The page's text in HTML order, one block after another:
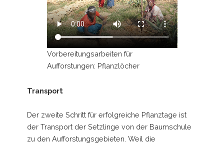
Vorbereitungsarbeiten für
Aufforstungen: Pflanzlöcher
Transport
Der zweite Schritt für erfolgreiche Pflanztage ist
der Transport der Setzlinge von der Baumschule
zu den Aufforstungsgebieten. Weil die